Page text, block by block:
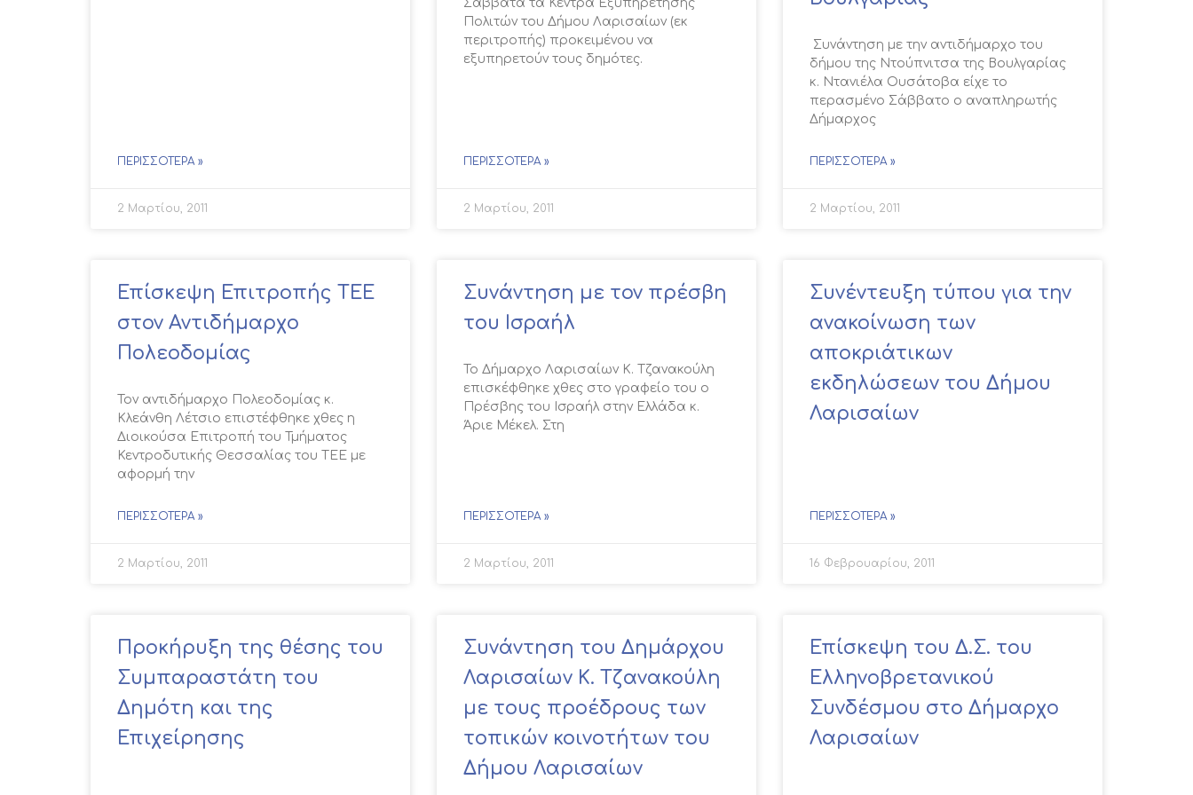
ΠΕΡΙΣΣΌΤΕΡΑ »
2 Μαρτίου, 2011
Σάββατα τα Κέντρα Εξυπηρέτησης
Πολιτών του Δήμου Λαρισαίων (εκ
περιτροπής) προκειμένου να
εξυπηρετούν τους δημότες.
ΠΕΡΙΣΣΌΤΕΡΑ »
2 Μαρτίου, 2011
Συνάντηση με την αντιδήμαρχο του
δήμου της Ντούπνιτσα της Βουλγαρίας
κ. Ντανιέλα Ουσάτοβα είχε το
περασμένο Σάββατο ο αναπληρωτής
Δήμαρχος
ΠΕΡΙΣΣΌΤΕΡΑ »
2 Μαρτίου, 2011
Επίσκεψη Επιτροπής ΤΕΕ
στον Αντιδήμαρχο
Πολεοδομίας
Τον αντιδήμαρχο Πολεοδομίας κ.
Κλεάνθη Λέτσιο επιστέφθηκε χθες η
Διοικούσα Επιτροπή του Τμήματος
Κεντροδυτικής Θεσσαλίας του ΤΕΕ με
αφορμή την
ΠΕΡΙΣΣΌΤΕΡΑ »
2 Μαρτίου, 2011
Συνάντηση με τον πρέσβη
του Ισραήλ
Το Δήμαρχο Λαρισαίων Κ. Τζανακούλη
επισκέφθηκε χθες στο γραφείο του ο
Πρέσβης του Ισραήλ στην Ελλάδα κ.
Άριε Μέκελ. Στη
ΠΕΡΙΣΣΌΤΕΡΑ »
2 Μαρτίου, 2011
Συνέντευξη τύπου για την
ανακοίνωση των
αποκριάτικων
εκδηλώσεων του Δήμου
Λαρισαίων
ΠΕΡΙΣΣΌΤΕΡΑ »
16 Φεβρουαρίου, 2011
Προκήρυξη της θέσης του
Συμπαραστάτη του
Δημότη και της
Επιχείρησης
Συνάντηση του Δημάρχου
Λαρισαίων Κ. Τζανακούλη
με τους προέδρους των
τοπικών κοινοτήτων του
Δήμου Λαρισαίων
Επίσκεψη του Δ.Σ. του
Ελληνοβρετανικού
Συνδέσμου στο Δήμαρχο
Λαρισαίων